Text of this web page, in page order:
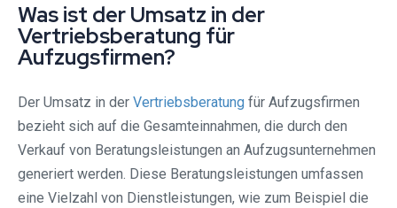
Was ist der Umsatz in der
Vertriebsberatung für
Aufzugsfirmen?
Der Umsatz in der Vertriebsberatung für Aufzugsfirmen
bezieht sich auf die Gesamteinnahmen, die durch den
Verkauf von Beratungsleistungen an Aufzugsunternehmen
generiert werden. Diese Beratungsleistungen umfassen
eine Vielzahl von Dienstleistungen, wie zum Beispiel die